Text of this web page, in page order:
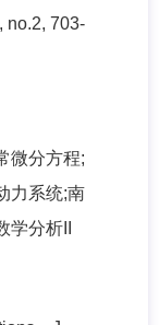
no.2, 703-
微分方程;
力系统;南
分析II